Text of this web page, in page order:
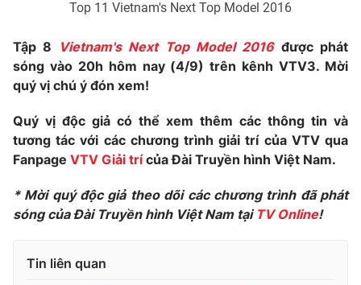
Ðiện thoại Thời báo VTV:024.66 897 897
Liên hệ quảng cáo:024-7300.7108
Top 11 Vietnam's Next Top Model 2016
Tập 8 Vietnam's Next Top Model 2016được phát
sóng vào 20h hôm nay (4/9) trên kênh VTV3. Mời
quý vị chú ý đón xem!
Quý vị độc giả có thể xem thêm các thông tin và
tương tác với các chương trình giải trí của VTV qua
Fanpage VTV Giải trícủa Đài Truyền hình Việt Nam.
* Mời quý độc giả theo dõi các chương trình đã phát
sóng của Đài Truyền hình Việt Nam tại TV Online!
Tin liên quan